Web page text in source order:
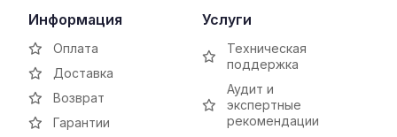
Информация
Оплата
Доставка
Возврат
Гарантии
Услуги
Техническая
поддержка
Аудит и
экспертные
рекомендации